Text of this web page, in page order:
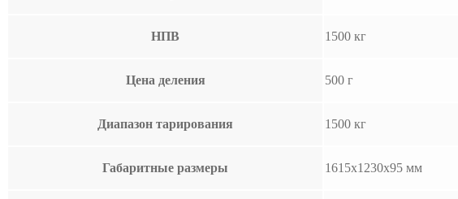
НПВ 1500 кг
Цена деления 500 г
Диапазон тарирования 1500 кг
Габаритные размеры 1615х1230х95 мм